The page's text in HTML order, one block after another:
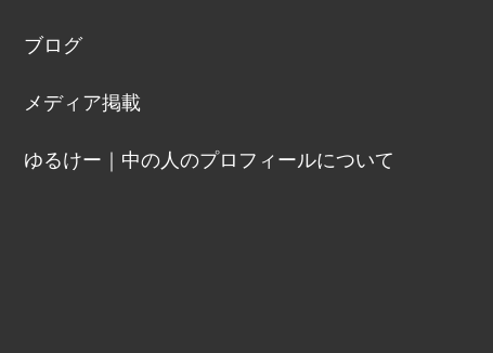
ブログ
メディア掲載
ゆるけー｜中の人のプロフィールについて